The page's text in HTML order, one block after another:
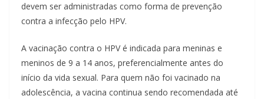
devem ser administradas como forma de prevenção
contra a infecção pelo HPV.
A vacinação contra o HPV é indicada para meninas e
meninos de 9 a 14 anos, preferencialmente antes do
início da vida sexual. Para quem não foi vacinado na
adolescência, a vacina continua sendo recomendada até